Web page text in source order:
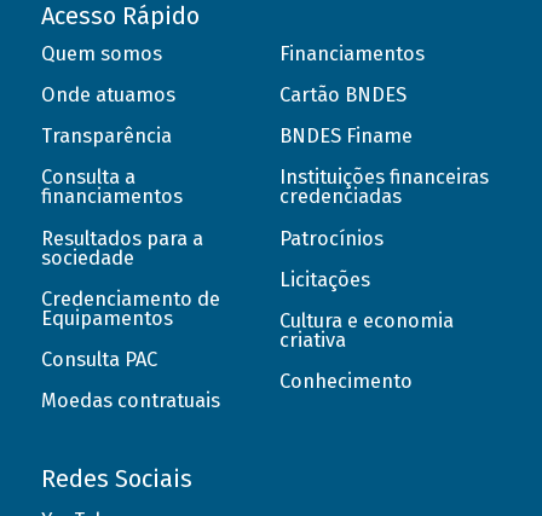
Acesso Rápido
Quem somos
Onde atuamos
Transparência
Consulta a
financiamentos
Resultados para a
sociedade
Credenciamento de
Equipamentos
Consulta PAC
Moedas contratuais
Financiamentos
Cartão BNDES
BNDES Finame
Instituições financeiras
credenciadas
Patrocínios
Licitações
Cultura e economia
criativa
Conhecimento
Redes Sociais